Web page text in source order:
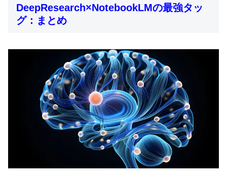
DeepResearch×NotebookLMの最強タッ
グ：まとめ